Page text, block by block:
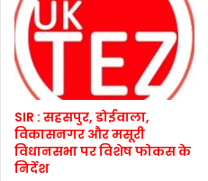
SIR : सहसपुर, डोईवाला,
विकासनगर और मसूरी
विधानसभा पर विशेष फोकस के
निर्देश